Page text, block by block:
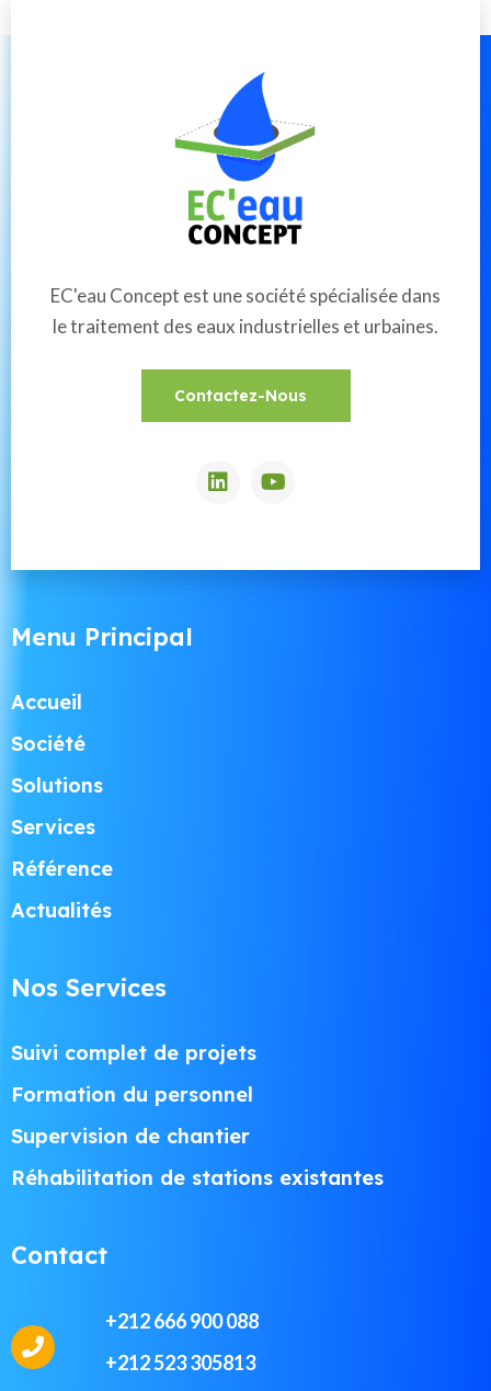
EC'eau Concept est une société spécialisée dans
le traitement des eaux industrielles et urbaines.
Contactez-Nous
Menu Principal
Accueil
Société
Solutions
Services
Référence
Actualités
Nos Services
Suivi complet de projets
Formation du personnel
Supervision de chantier
Réhabilitation de stations existantes
Contact
+212 666 900 088
+212 523 305813